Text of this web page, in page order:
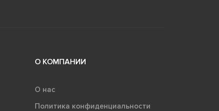
О КОМПАНИИ
О нас
Политика конфиденциальности